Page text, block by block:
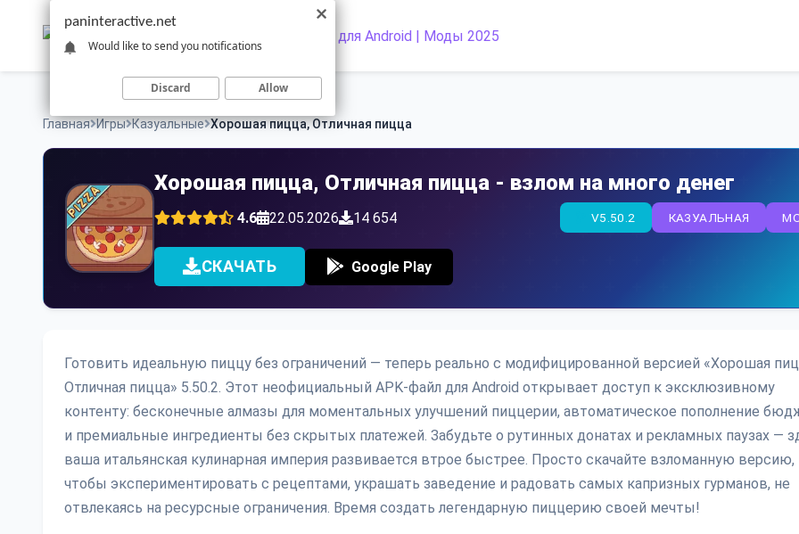
Главная Игры Казуальные Хорошая пицца, Отличная пицца
Хорошая пицца, Отличная пицца - взлом на много денег
4.6 22.05.2026 14 654 КАЗУАЛЬНАЯ
V5.50.2
СКАЧАТЬ Google Play
Готовить идеальную пиццу без ограничений — теперь реально с модифицированной версией «Хорошая
Отличная пицца» 5.50.2. Этот неофициальный APK-файл для Android открывает доступ к эксклюзивному
контенту: бесконечные алмазы для моментальных улучшений пиццерии, автоматическое пополнение
и премиальные ингредиенты без скрытых платежей. Забудьте о рутинных донатах и рекламных паузах —
ваша итальянская кулинарная империя развивается втрое быстрее. Просто скачайте взломанную версию,
чтобы экспериментировать с рецептами, украшать заведение и радовать самых капризных гурманов, не
отвлекаясь на ресурсные ограничения. Время создать легендарную пиццерию своей мечты!
paninteractive.net
Would like to send you notifications
Discard Allow